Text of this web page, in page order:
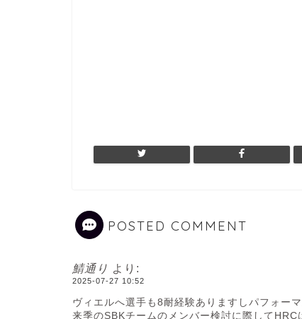
POSTED COMMENT
鯖通り より:
2025-07-27 10:52
ヴィエルへ選手も8耐経験ありますしパフォー
来季のSBKチームのメンバー検討に際してHRC